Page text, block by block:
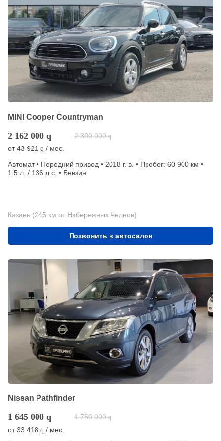
MINI Cooper Countryman
2 162 000 q 2 300 000 q
от43 921 q / мес.
Автомат • Передний привод • 2018 г. в. • Пробег: 60 900 км •
1.5 л. / 136 л.с. • Бензин
Казань (245 км от Набережных Челнов)
Позвонить в автосалон
Nissan Pathfinder
1 645 000 q 1 750 000 q
от33 418 q / мес.